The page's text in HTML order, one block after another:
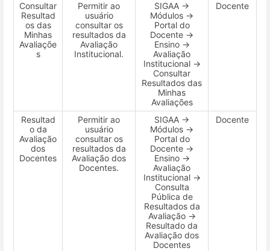
Consultar
Resultad
os das
Minhas
Avaliaçõe
s
Permitir ao
usuário
consultar os
resultados da
Avaliação
Institucional.
SIGAA →
Módulos →
Portal do
Docente →
Ensino →
Avaliação
Institucional →
Consultar
Resultados das
Minhas
Avaliações
Docente
Resultad
o da
Avaliação
dos
Docentes
Permitir ao
usuário
consultar os
resultados da
Avaliação dos
Docentes.
SIGAA →
Módulos →
Portal do
Docente →
Ensino →
Avaliação
Institucional →
Consulta
Pública de
Resultados da
Avaliação →
Resultado da
Avaliação dos
Docentes
Docente